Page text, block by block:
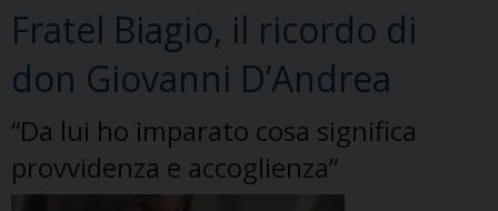
Fratel Biagio, il ricordo di
don Giovanni D’Andrea
“Da lui ho imparato cosa significa
provvidenza e accoglienza”